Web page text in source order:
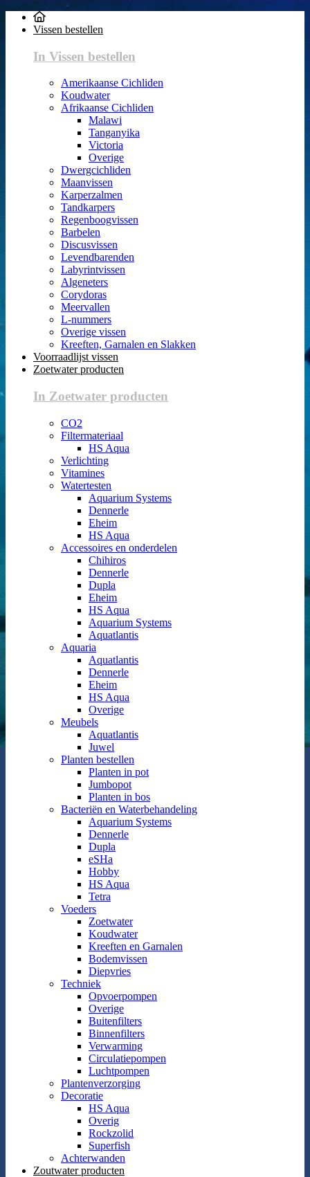
Vissen bestellen
In Vissen bestellen
Amerikaanse Cichliden
Koudwater
Afrikaanse Cichliden
Malawi
Tanganyika
Victoria
Overige
Dwergcichliden
Maanvissen
Karperzalmen
Tandkarpers
Regenboogvissen
Barbelen
Discusvissen
Levendbarenden
Labyrintvissen
Algeneters
Corydoras
Meervallen
L-nummers
Overige vissen
Kreeften, Garnalen en Slakken
Voorraadlijst vissen
Zoetwater producten
In Zoetwater producten
CO2
Filtermateriaal
HS Aqua
Verlichting
Vitamines
Watertesten
Aquarium Systems
Dennerle
Eheim
HS Aqua
Accessoires en onderdelen
Chihiros
Dennerle
Dupla
Eheim
HS Aqua
Aquarium Systems
Aquatlantis
Aquaria
Aquatlantis
Dennerle
Eheim
HS Aqua
Overige
Meubels
Aquatlantis
Juwel
Planten bestellen
Planten in pot
Jumbopot
Planten in bos
Bacteriën en Waterbehandeling
Aquarium Systems
Dennerle
Dupla
eSHa
Hobby
HS Aqua
Tetra
Voeders
Zoetwater
Koudwater
Kreeften en Garnalen
Bodemvissen
Diepvries
Techniek
Opvoerpompen
Overige
Buitenfilters
Binnenfilters
Verwarming
Circulatiepompen
Luchtpompen
Plantenverzorging
Decoratie
HS Aqua
Overig
Rockzolid
Superfish
Achterwanden
Zoutwater producten